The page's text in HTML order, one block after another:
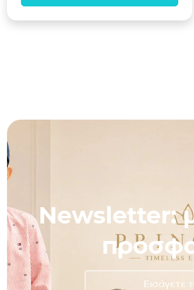
Newsletter: